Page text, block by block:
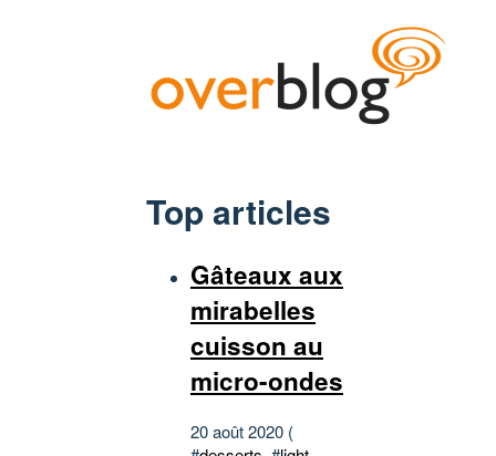
Top articles
Gâteaux aux
mirabelles
cuisson au
micro-ondes
20 août 2020 (